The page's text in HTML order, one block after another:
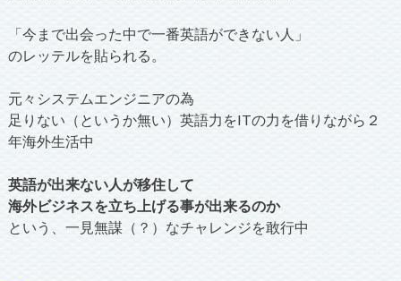
「今まで出会った中で一番英語ができない人」
のレッテルを貼られる。
元々システムエンジニアの為
足りない（というか無い）英語力をITの力を借りながら２
年海外生活中
英語が出来ない人が移住して
海外ビジネスを立ち上げる事が出来るのか
という、一見無謀（？）なチャレンジを敢行中